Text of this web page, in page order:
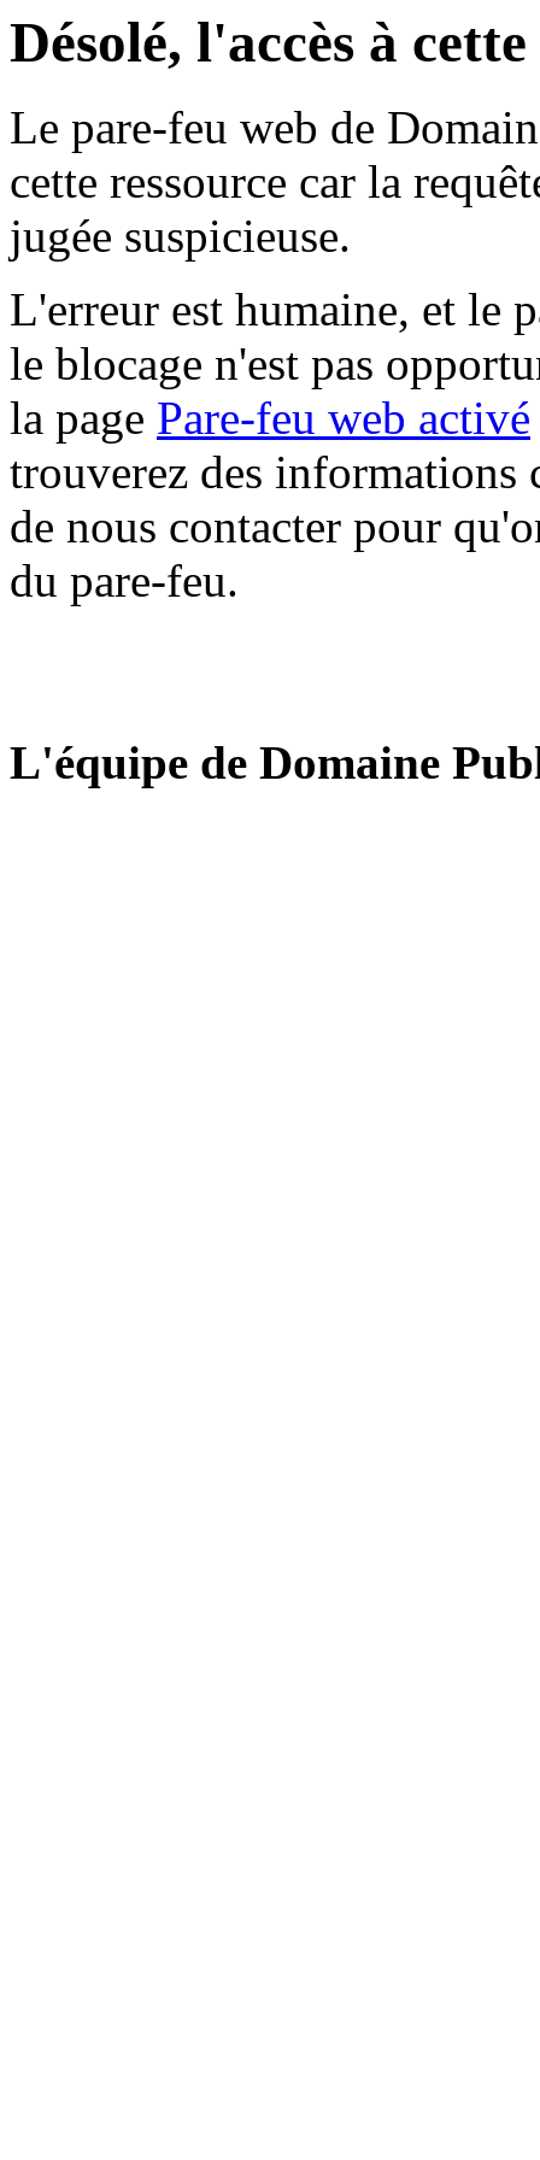
Désolé, l'accès à
Le pare-feu web de
cette ressource car la
jugée suspicieuse.
L'erreur est humaine, et le
le blocage n'est pas
la page Pare-feu web activé
trouverez des informations
de nous contacter pour
du pare-feu.
L'équipe de Domaine